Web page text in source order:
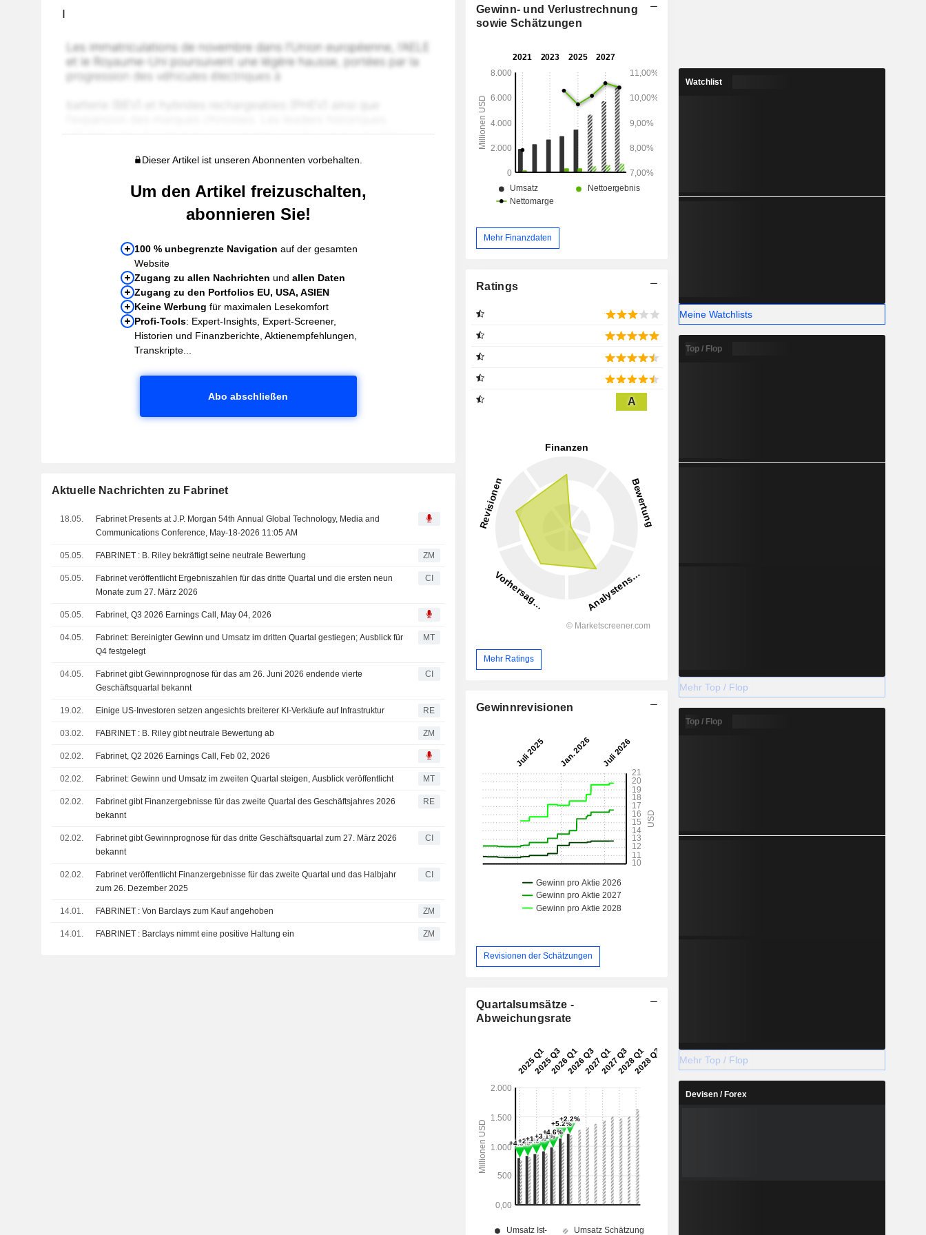
I
Dieser Artikel ist unseren Abonnenten vorbehalten.
Um den Artikel freizuschalten,
abonnieren Sie!
100 % unbegrenzte Navigation auf der gesamten
Website
Zugang zu allen Nachrichten undallen Daten
Zugang zu den Portfolios EU, USA, ASIEN
Keine Werbung für maximalen Lesekomfort
Profi-Tools: Expert-Insights, Expert-Screener,
Historien und Finanzberichte, Aktienempfehlungen,
Transkripte...
Abo abschließen
Aktuelle Nachrichten zu Fabrinet
18.05.
Fabrinet Presents at J.P. Morgan 54th Annual Global Technology, Media and
Communications Conference, May-18-2026 11:05 AM
05.05. FABRINET : B. Riley bekräftigt seine neutrale Bewertung ZM
05.05.
Fabrinet veröffentlicht Ergebniszahlen für das dritte Quartal und die ersten neun
Monate zum 27. März 2026
CI
05.05. Fabrinet, Q3 2026 Earnings Call, May 04, 2026
04.05.
Fabrinet: Bereinigter Gewinn und Umsatz im dritten Quartal gestiegen; Ausblick für
Q4 festgelegt
MT
04.05.
Fabrinet gibt Gewinnprognose für das am 26. Juni 2026 endende vierte
Geschäftsquartal bekannt
CI
19.02. Einige US-Investoren setzen angesichts breiterer KI-Verkäufe auf Infrastruktur RE
03.02. FABRINET : B. Riley gibt neutrale Bewertung ab ZM
02.02. Fabrinet, Q2 2026 Earnings Call, Feb 02, 2026
02.02. Fabrinet: Gewinn und Umsatz im zweiten Quartal steigen, Ausblick veröffentlicht MT
02.02.
Fabrinet gibt Finanzergebnisse für das zweite Quartal des Geschäftsjahres 2026
bekannt
RE
02.02.
Fabrinet gibt Gewinnprognose für das dritte Geschäftsquartal zum 27. März 2026
bekannt
CI
02.02.
Fabrinet veröffentlicht Finanzergebnisse für das zweite Quartal und das Halbjahr
zum 26. Dezember 2025
CI
14.01. FABRINET : Von Barclays zum Kauf angehoben ZM
14.01. FABRINET : Barclays nimmt eine positive Haltung ein ZM
Gewinn- und Verlustrechnung
sowie Schätzungen
Mehr Finanzdaten
Ratings
A
Mehr Ratings
Gewinnrevisionen
Revisionen der Schätzungen
Quartalsumsätze -
Abweichungsrate
Watchlist
Meine Watchlists
Top / Flop
Mehr Top / Flop
Top / Flop
Mehr Top / Flop
Devisen / Forex